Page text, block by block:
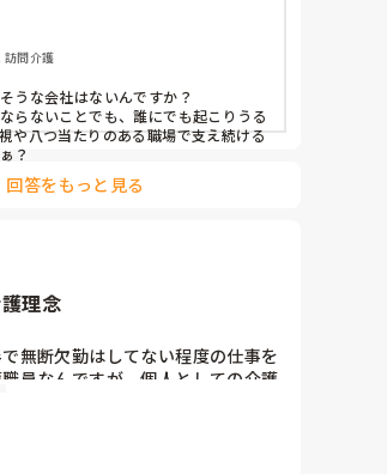
いから｡
ないが行かないと回らない｡
はどうだったんだろう？
だから｡
私に対しての感謝っていうのはな
訪問介護
うな会社はないんですか？
らないことでも、誰にでも起こりうる
や八つ当たりのある職場で支え続ける
？
回答をもっと見る
理念
無断欠勤はしてない程度の仕事を
員なんですが、個人としての介護
われました。
理念を持っていますか？